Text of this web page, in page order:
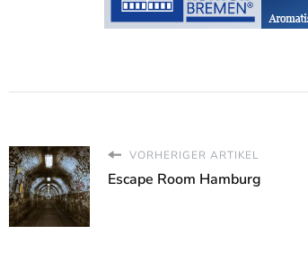
VORHERIGER ARTIKEL
Escape Room Hamburg